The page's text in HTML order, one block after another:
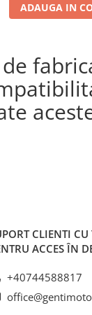
ADAUGA IN
CLIENTI CU
ACCES ÎN
+40744588817